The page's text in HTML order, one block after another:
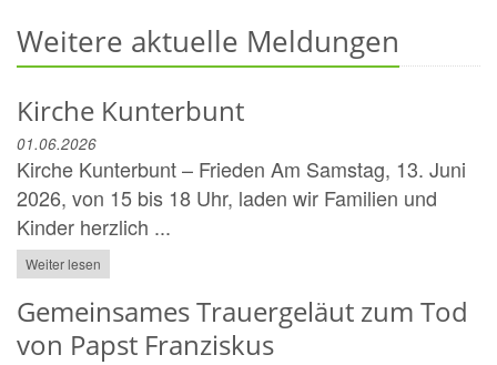
Weitere aktuelle Meldungen
Kirche Kunterbunt
01.06.2026
Kirche Kunterbunt – Frieden Am Samstag, 13. Juni
2026, von 15 bis 18 Uhr, laden wir Familien und
Kinder herzlich ...
Weiter lesen
Gemeinsames Trauergeläut zum Tod
von Papst Franziskus